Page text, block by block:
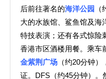
后前往著名的海洋公园
大的水族馆、鲨鱼馆及海
特技表演；还有各式惊险
香港市区酒楼用餐。乘车
金紫荆广场 （约20分钟
证。DFS（约45分钟）。